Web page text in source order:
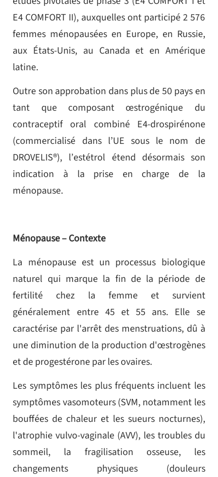
E4 COMFORT II), auxquelles ont participé 2 576
femmes ménopausées en Europe, en Russie,
aux États-Unis, au Canada et en Amérique
latine.
Outre son approbation dans plus de 50 pays en
tant que composant œstrogénique du
contraceptif oral combiné E4-drospirénone
(commercialisé dans l’UE sous le nom de
DROVELIS®), l’estétrol étend désormais son
indication à la prise en charge de la
ménopause.
Ménopause – Contexte
La ménopause est un processus biologique
naturel qui marque la fin de la période de
fertilité chez la femme et survient
généralement entre 45 et 55 ans. Elle se
caractérise par l'arrêt des menstruations, dû à
une diminution de la production d'œstrogènes
et de progestérone par les ovaires.
Les symptômes les plus fréquents incluent les
symptômes vasomoteurs (SVM, notamment les
bouffées de chaleur et les sueurs nocturnes),
l'atrophie vulvo-vaginale (AVV), les troubles du
sommeil, la fragilisation osseuse, les
changements physiques (douleurs